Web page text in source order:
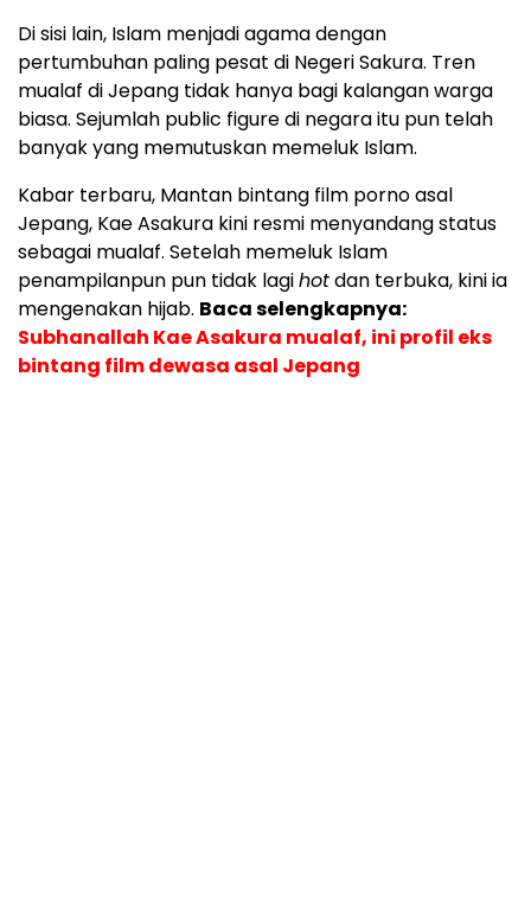
Di sisi lain, Islam menjadi agama dengan
pertumbuhan paling pesat di Negeri Sakura. Tren
mualaf di Jepang tidak hanya bagi kalangan warga
biasa. Sejumlah public figure di negara itu pun telah
banyak yang memutuskan memeluk Islam.
Kabar terbaru, Mantan bintang film porno asal
Jepang, Kae Asakura kini resmi menyandang status
sebagai mualaf. Setelah memeluk Islam
penampilanpun pun tidak lagihotdan terbuka, kini ia
mengenakan hijab. Baca selengkapnya:
Subhanallah Kae Asakura mualaf, ini profil eks
bintang film dewasa asal Jepang